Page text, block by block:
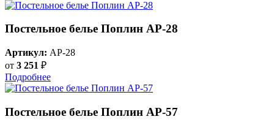
Постельное белье Поплин AP-28
Артикул: AP-28
от 3 251 ₽
Подробнее
Постельное белье Поплин AP-57